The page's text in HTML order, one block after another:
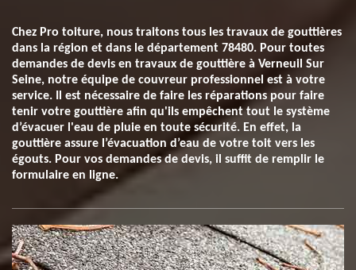
Chez Pro toiture, nous traitons tous les travaux de gouttières
dans la région et dans le département 78480. Pour toutes
demandes de devis en travaux de gouttière à Verneuil Sur
Seine, notre équipe de couvreur professionnel est à votre
service. Il est nécessaire de faire les réparations pour faire
tenir votre gouttière afin qu'ils empêchent tout le système
d’évacuer l'eau de pluie en toute sécurité. En effet, la
gouttière assure l’évacuation d’eau de votre toit vers les
égouts. Pour vos demandes de devis, il suffit de remplir le
formulaire en ligne.